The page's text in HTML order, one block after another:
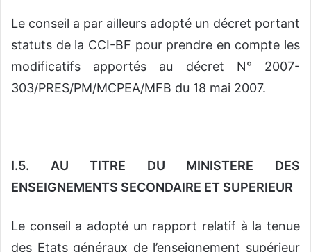
Le conseil a par ailleurs adopté un décret portant
statuts de la CCI-BF pour prendre en compte les
modificatifs apportés au décret N° 2007-
303/PRES/PM/MCPEA/MFB du 18 mai 2007.
I.5. AU TITRE DU MINISTERE DES
ENSEIGNEMENTS SECONDAIRE ET SUPERIEUR
Le conseil a adopté un rapport relatif à la tenue
des Etats généraux de l’enseignement supérieur